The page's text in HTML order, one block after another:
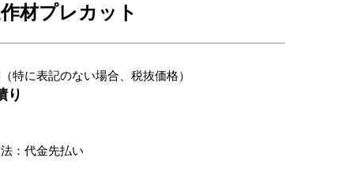
材プレカット
特に表記のない場合、税抜価格）
り
：代金先払い